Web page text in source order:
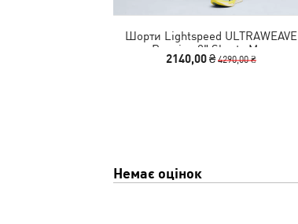
Шорти Lightspeed ULTRAWEAVE
Running 2" Shorts Men
2140,00 ₴4290,00 ₴
Немає оцінок